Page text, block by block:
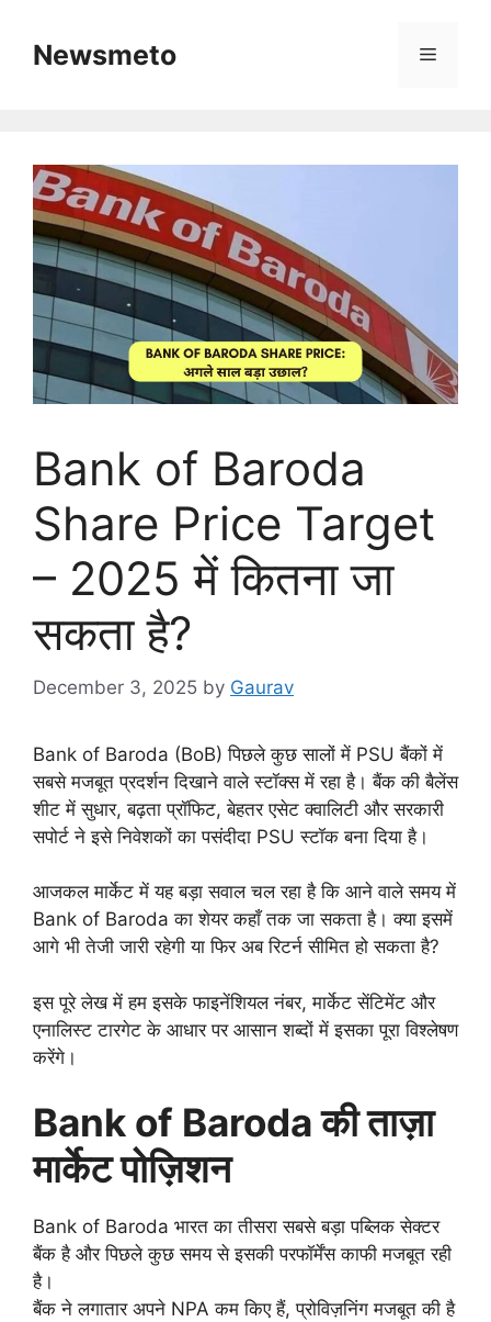
contentNewsmeto Menu
Bank of Baroda
Share Price Target
– 2025 में कितना जा
सकता है?
December 3, 2025 by Gaurav
Bank of Baroda (BoB) पिछले कुछ सालों में PSU बैंकों में
सबसे मजबूत प्रदर्शन दिखाने वाले स्टॉक्स में रहा है। बैंक की बैलेंस
शीट में सुधार, बढ़ता प्रॉफिट, बेहतर एसेट क्वालिटी और सरकारी
सपोर्ट ने इसे निवेशकों का पसंदीदा PSU स्टॉक बना दिया है।
आजकल मार्केट में यह बड़ा सवाल चल रहा है कि आने वाले समय में
Bank of Baroda का शेयर कहाँ तक जा सकता है। क्या इसमें
आगे भी तेजी जारी रहेगी या फिर अब रिटर्न सीमित हो सकता है?
इस पूरे लेख में हम इसके फाइनेंशियल नंबर, मार्केट सेंटिमेंट और
एनालिस्ट टारगेट के आधार पर आसान शब्दों में इसका पूरा विश्लेषण
करेंगे।
Bank of Baroda की ताज़ा
मार्केट पोज़िशन
Bank of Baroda भारत का तीसरा सबसे बड़ा पब्लिक सेक्टर
बैंक है और पिछले कुछ समय से इसकी परफॉर्मेंस काफी मजबूत रही
है।
बैंक ने लगातार अपने NPA कम किए हैं, प्रोविज़निंग मजबूत की है